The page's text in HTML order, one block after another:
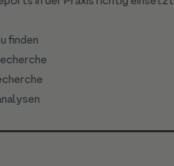
finden